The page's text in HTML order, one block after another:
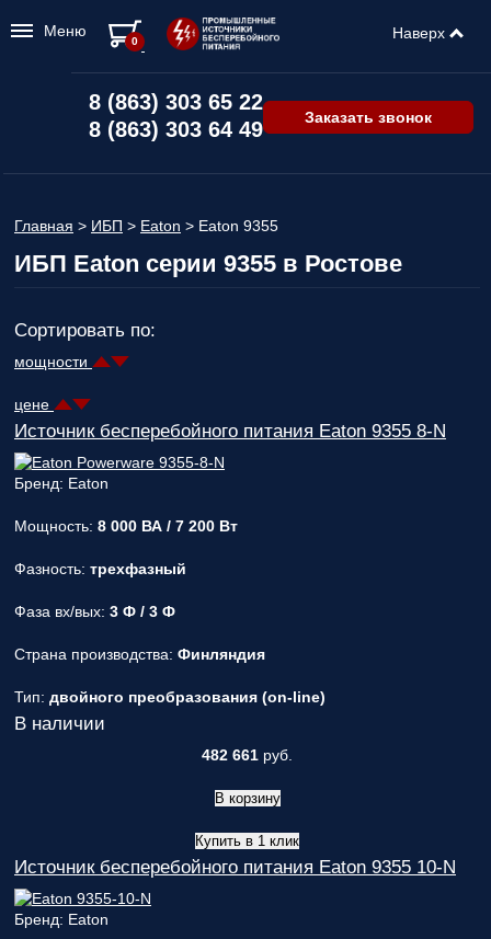
8 (863) 303 65 22
8 (863) 303 64 49
Заказать звонок
Главная > ИБП > Eaton > Eaton 9355
ИБП Eaton серии 9355 в Ростове
Сортировать по:
мощности
цене
Источник бесперебойного питания Eaton 9355 8-N
Бренд: Eaton
Мощность: 8 000 ВА / 7 200 Вт
Фазность: трехфазный
Фаза вх/вых: 3 Ф / 3 Ф
Страна производства: Финляндия
Тип: двойного преобразования (on-line)
В наличии
482 661 руб.
В корзину
Купить в 1 клик
Источник бесперебойного питания Eaton 9355 10-N
Бренд: Eaton
Меню Наверх
0